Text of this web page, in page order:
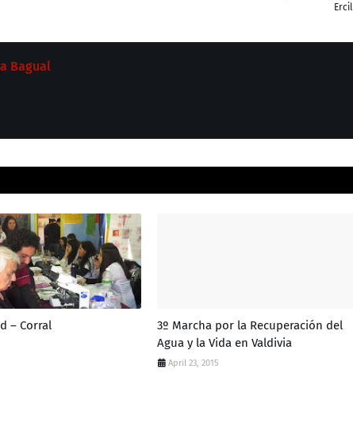
Bagual
– Corral
3º Marcha por la Recuperación del
Agua y la Vida en Valdivia
April 23, 2015